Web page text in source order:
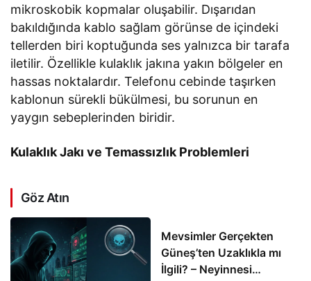
mikroskobik kopmalar oluşabilir. Dışarıdan
bakıldığında kablo sağlam görünse de içindeki
tellerden biri koptuğunda ses yalnızca bir tarafa
iletilir. Özellikle kulaklık jakına yakın bölgeler en
hassas noktalardır. Telefonu cebinde taşırken
kablonun sürekli bükülmesi, bu sorunun en
yaygın sebeplerinden biridir.
Kulaklık Jakı ve Temassızlık Problemleri
Göz Atın
Mevsimler Gerçekten
Güneş’ten Uzaklıkla mı
İlgili? – Neyinnesi